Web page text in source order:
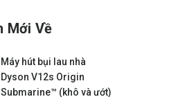
Mới Về
Máy hút bụi lau nhà
Dyson V12s Origin
Submarine™ (khô và ướt)